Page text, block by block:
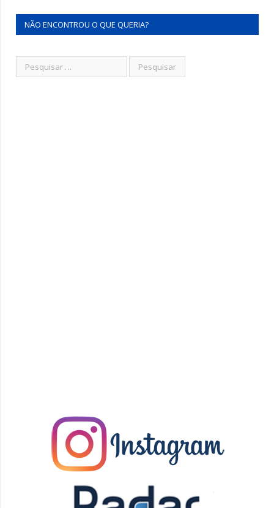
NÃO ENCONTROU O QUE QUERIA?